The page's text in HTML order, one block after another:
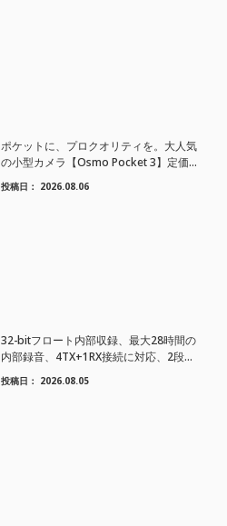
ポケットに、プロクオリティを。大人気
の小型カメラ【Osmo Pocket 3】定価が
さらにお値下げされました！
投稿日： 2026.08.06
32-bitフロート内部収録、最大28時間の
内部録音、4TX+1RX接続に対応、2段階
AIノイズキャンセリング搭載｜コンパク
トワイヤレスマイク DJI Mic Mini 2S 登場
投稿日： 2026.08.05